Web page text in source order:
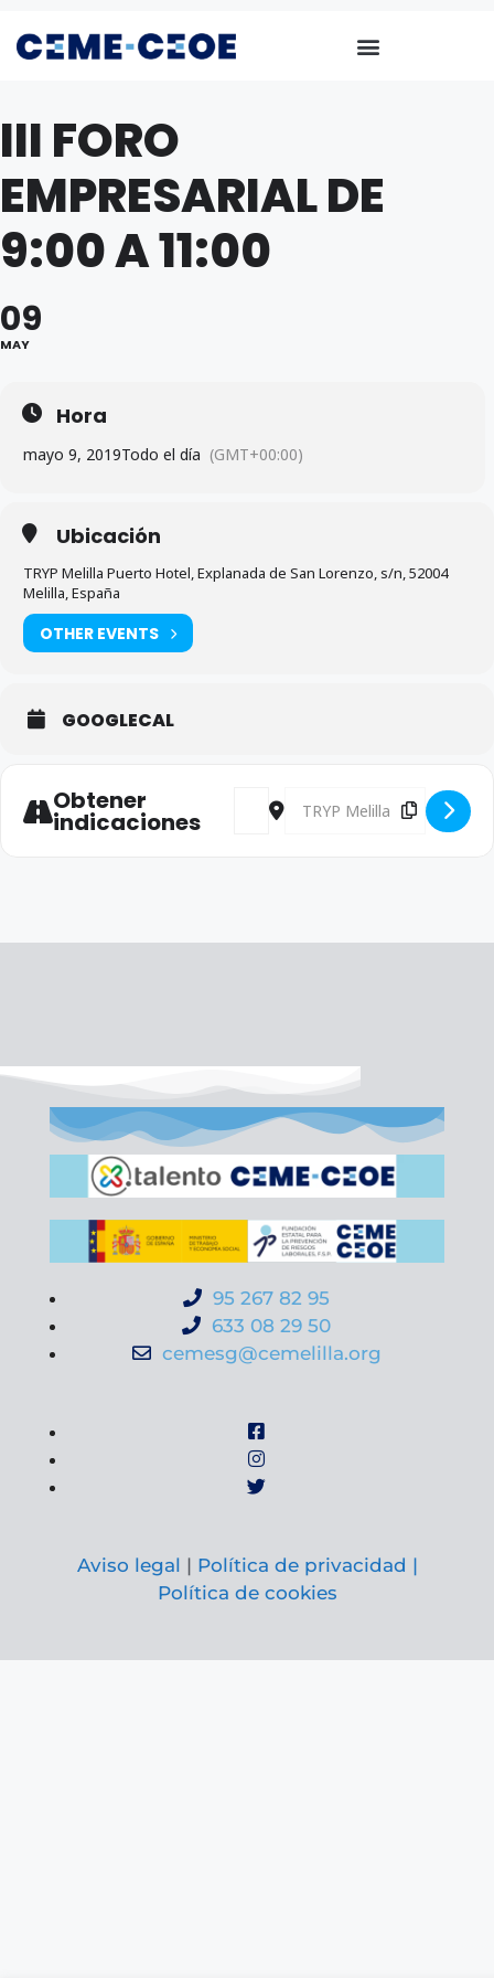
III FORO
EMPRESARIAL DE
9:00 A 11:00
09
MAY
Hora
mayo 9, 2019Todo el día (GMT+00:00)
Ubicación
TRYP Melilla Puerto Hotel, Explanada de San Lorenzo, s/n, 52004
Melilla, España
OTHER EVENTS
GOOGLECAL
Obtener
indicaciones
Address - III Foro Empresarial de
Destination Address - III
95 267 82 95
633 08 29 50
cemesg@cemelilla.org
Aviso legal | Política de privacidad |
Política de cookies